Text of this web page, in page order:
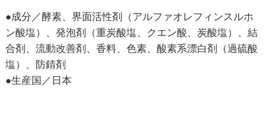
●成分／酵素、界面活性剤（アルファオレフィンスルホ
ン酸塩）、発泡剤（重炭酸塩、クエン酸、炭酸塩）、結
合剤、流動改善剤、香料、色素、酸素系漂白剤（過硫酸
塩）、防錆剤
●生産国／日本